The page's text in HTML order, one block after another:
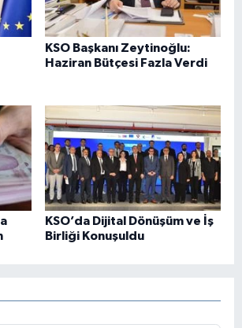
KSO Başkanı Zeytinoğlu:
Haziran Bütçesi Fazla Verdi
KSO’da Dijital Dönüşüm ve İş
Birliği Konuşuldu